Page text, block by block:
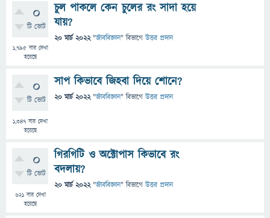
0
টি ভোট
1,795বার দেখা
হয়েছে
চুল পাকলে কেন চুলের রং সাদা হয়ে
যায়?
20 মার্চ 2022 "জীববিজ্ঞান" বিভাগে উত্তর প্রদান
0
টি ভোট
1,347 বার দেখা
হয়েছে
সাপ কিভাবে জিহবা দিয়ে শোনে?
20 মার্চ 2022 "জীববিজ্ঞান" বিভাগে উত্তর প্রদান
0
টি ভোট
621বার দেখা
হয়েছে
গিরগিটি ও অক্টোপাস কিভাবে রং
বদলায়?
20 মার্চ 2022 "জীববিজ্ঞান" বিভাগে উত্তর প্রদান